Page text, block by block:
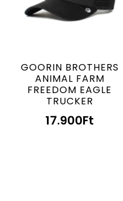
GOORIN BROTHERS
ANIMAL FARM
FREEDOM EAGLE
TRUCKER
17.900Ft